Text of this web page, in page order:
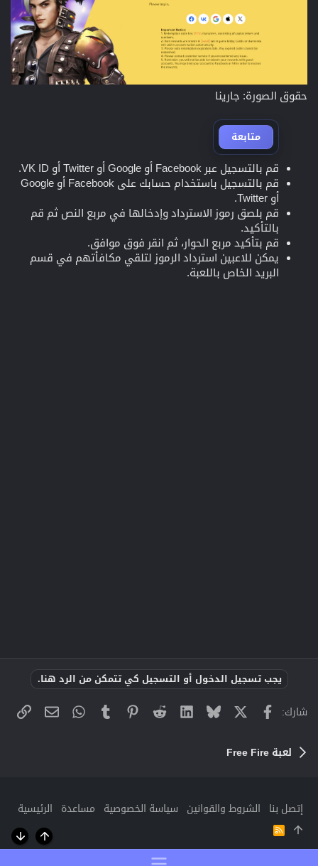
حقوق الصورة: جارينا
متابعة
قم بالتسجيل عبر Facebook أو Google أو Twitter أو VK ID.
قم بالتسجيل باستخدام حسابك على Facebook أو Google
أو Twitter.
قم بلصق رموز الاسترداد وإدخالها في مربع النص ثم قم
بالتأكيد.
قم بتأكيد مربع الحوار، ثم انقر فوق موافق.
يمكن للاعبين استرداد الرموز لتلقي مكافأتهم في قسم
البريد الخاص باللعبة.
يجب تسجيل الدخول أو التسجيل كي تتمكن من الرد هنا.
شارك: فيسبوك Bluesky
LinkedIn
Reddit
Pinterest
Tumblr
WhatsApp
البريد
لعبة Free Fire
إتصل بنا الشروط والقوانين سياسة الخصوصية مساعدة الرئيسية
R
أعلى